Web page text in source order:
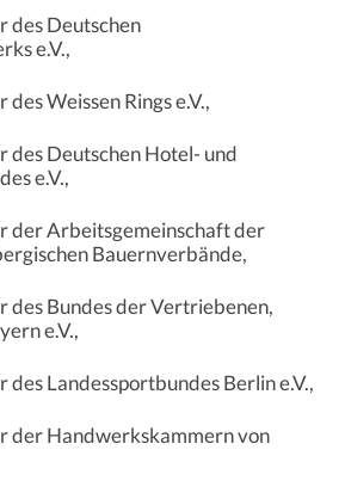
des Deutschen
e.V.,
Weissen Rings e.V.,
des Deutschen Hotel- und
e.V.,
der Arbeitsgemeinschaft der
Bauernverbände,
des Bundes der Vertriebenen,
e.V.,
Landessportbundes Berlin e.V.,
der Handwerkskammern von